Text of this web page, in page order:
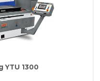
YTU 1300